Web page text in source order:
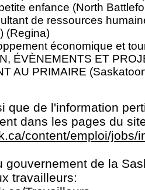
enfance (North
de ressources
(Regina)
économique et
ÉVÈNEMENTS ET
AU PRIMAIRE
que de l'information
dans les pages du
content/emploi/jobs/
gouvernement de la
travailleurs: